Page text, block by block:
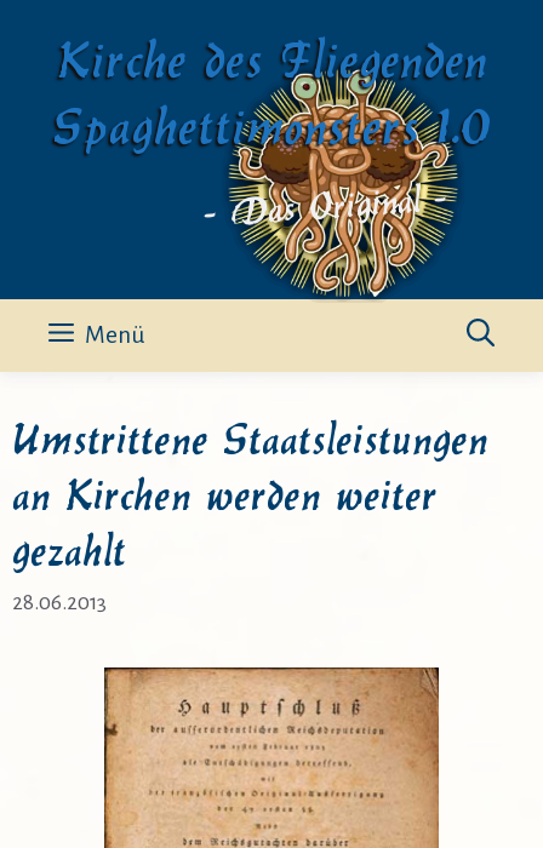
springenKirche des Fliegenden
Spaghettimonsters 1.0
- Das Original -
Menü
Umstrittene Staatsleistungen
an Kirchen werden weiter
gezahlt
28.06.2013